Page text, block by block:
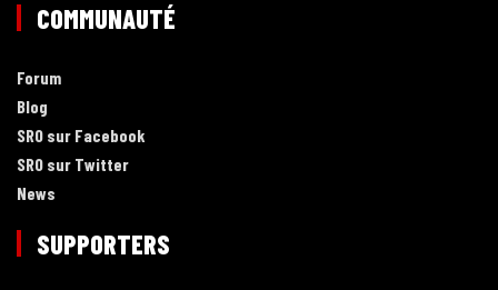
COMMUNAUTÉ
Forum
Blog
SRO sur Facebook
SRO sur Twitter
News
SUPPORTERS